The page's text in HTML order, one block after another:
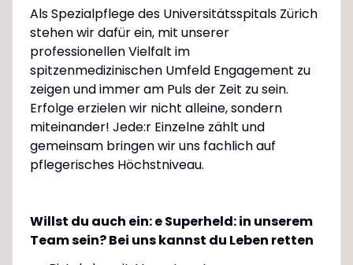
Als Spezialpflege des Universitätsspitals Zürich
stehen wir dafür ein, mit unserer
professionellen Vielfalt im
spitzenmedizinischen Umfeld Engagement zu
zeigen und immer am Puls der Zeit zu sein.
Erfolge erzielen wir nicht alleine, sondern
miteinander! Jede:r Einzelne zählt und
gemeinsam bringen wir uns fachlich auf
pflegerisches Höchstniveau.
Willst du auch ein: e Superheld: in unserem
Team sein? Bei uns kannst du Leben retten